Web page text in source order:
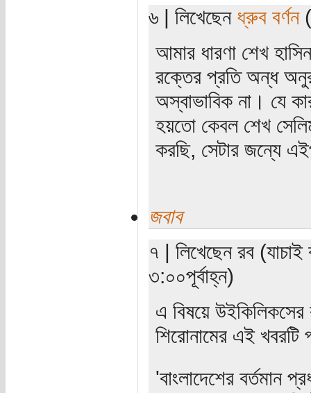
৬ | লিখেছেন ধ্রুব বর্ণন
আমার ধারণা শেখ
রক্তের প্রতি অন্ধ
অস্বাভাবিক না। যে
হয়তো কেবল শেখ
করছি, সেটার জন্যে
জবাব
৭ | লিখেছেন রব
৩:০০পূর্বাহ্ন)
এ বিষয়ে উইকিলিকসের
শিরোনামের এই খবরটি
'বাংলাদেশের বর্তমান